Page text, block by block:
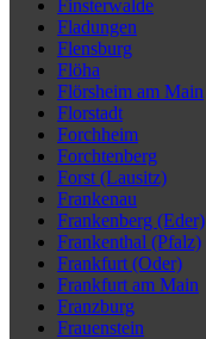
Finsterwalde
Fladungen
Flensburg
Flöha
Flörsheim am Main
Florstadt
Forchheim
Forchtenberg
Forst (Lausitz)
Frankenau
Frankenberg (Eder)
Frankenthal (Pfalz)
Frankfurt (Oder)
Frankfurt am Main
Franzburg
Frauenstein